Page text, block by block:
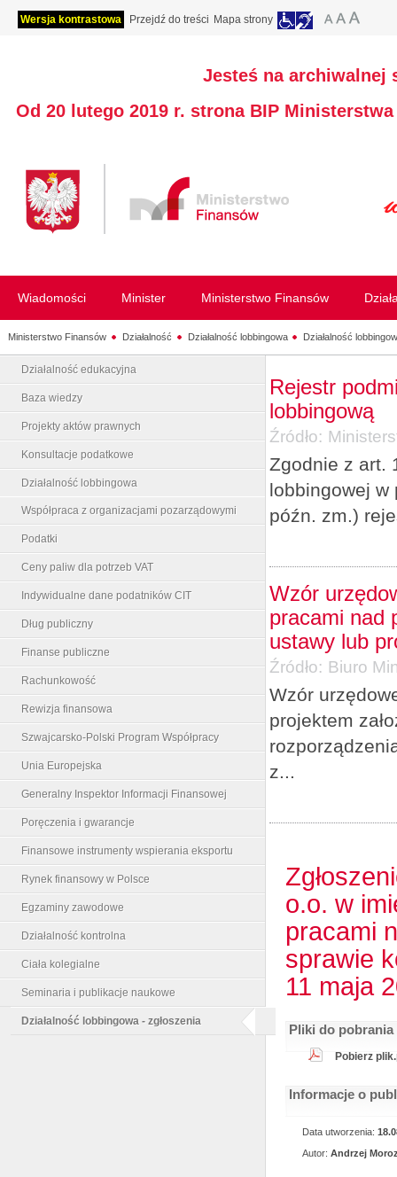
Wersja kontrastowa Przejdź do treści Mapa strony
Jesteś na archiwalnej
Od 20 lutego 2019 r. strona BIP
Wiadomości Minister Ministerstwo Finansów
Ministerstwo Finansów Działalność Działalność lobbingowa Działalność
Działalność edukacyjna
Baza wiedzy
Projekty aktów prawnych
Konsultacje podatkowe
Działalność lobbingowa
Współpraca z organizacjami pozarządowymi
Podatki
Ceny paliw dla potrzeb VAT
Indywidualne dane podatników CIT
Dług publiczny
Finanse publiczne
Rachunkowość
Rewizja finansowa
Szwajcarsko-Polski Program Współpracy
Unia Europejska
Generalny Inspektor Informacji Finansowej
Poręczenia i gwarancje
Finansowe instrumenty wspierania eksportu
Rynek finansowy w Polsce
Egzaminy zawodowe
Działalność kontrolna
Ciała kolegialne
Seminaria i publikacje naukowe
Działalność lobbingowa - zgłoszenia
Rejestr
lobbingową
Źródło:
Zgodnie z art.
lobbingowej w
późn. zm.)
Wzór
pracami nad
ustawy lub
Źródło: Biuro
Wzór
projektem
z...
o.o. w
pracami
sprawie
11 maja
Pliki do pobrania
Pobierz
Informacje o
Data utworzenia:
Autor: Andrzej